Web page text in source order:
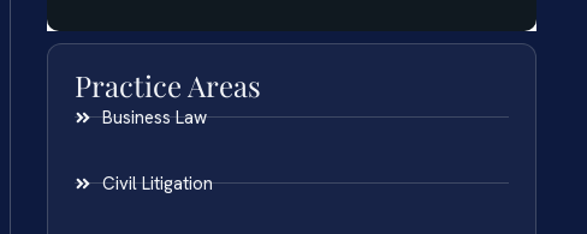
Practice Areas
Business Law
Civil Litigation